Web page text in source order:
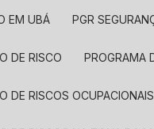
EM UBÁ PGR
DE RISCO
DE RISCOS OCUPACIONAIS